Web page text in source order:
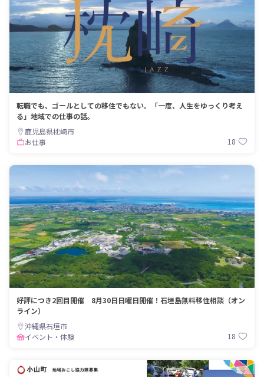
転職でも、ゴールとしての移住でもない。「一度、人生をゆっくり考え
る」地域での仕事の話。
鹿児島県枕崎市
お仕事
18
好評につき2回目開催 8月30日日曜日開催！石垣島無料移住相談（オン
ライン）
沖縄県石垣市
イベント・体験
18